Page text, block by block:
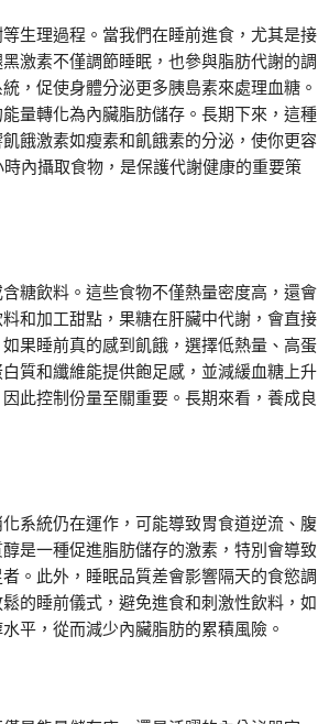
生理過程。當我們在睡前進食，尤其是接
激素不僅調節睡眠，也參與脂肪代謝的調
，促使身體分泌更多胰島素來處理血糖。
量轉化為內臟脂肪儲存。長期下來，這種
餓激素如瘦素和飢餓素的分泌，使你更容
內攝取食物，是保護代謝健康的重要策
糖飲料。這些食物不僅熱量密度高，還會
和加工甜點，果糖在肝臟中代謝，會直接
果睡前真的感到飢餓，選擇低熱量、高蛋
質和纖維能提供飽足感，並減緩血糖上升
此控制份量至關重要。長期來看，養成良
系統仍在運作，可能導致胃食道逆流、腹
是一種促進脂肪儲存的激素，特別會導致
。此外，睡眠品質差會影響隔天的食慾調
的睡前儀式，避免進食和刺激性飲料，如
平，從而減少內臟脂肪的累積風險。